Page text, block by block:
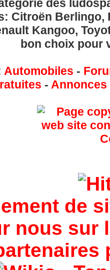
des
Citroën Berlingo,
Kangoo,
bon choix pour
Automobiles -
-